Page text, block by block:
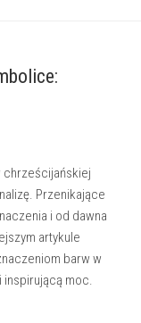
chrześcijańskiej‍
Przenikające
i ‍od ⁣dawna
artykule
barw w
inspirującą moc.